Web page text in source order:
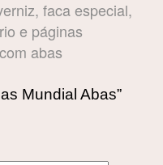
faca especial,
e páginas
abas
Mundial Abas”